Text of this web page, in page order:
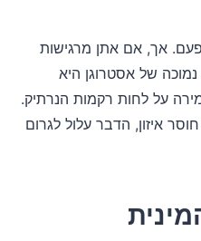
פעם. אך, אם אתן מרגישות
נמוכה של אסטרוגן היא
על לחות רקמות הנרתיק.
איזון, הדבר עלול לגרום